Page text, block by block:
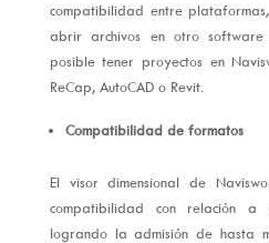
compatibilidad entre
abrir archivos en otro software
posible tener proyectos en
ReCap, AutoCAD o Revit.
Compatibilidad de formatos
El visor dimensional de
compatibilidad con relación a
logrando la admisión de hasta